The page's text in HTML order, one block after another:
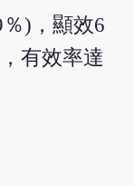
)，顯效6
有效率達